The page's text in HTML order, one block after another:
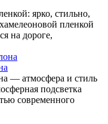
ярко, стильно,
пленкой
на дороге,
— атмосфера и стиль
подсветка
современного